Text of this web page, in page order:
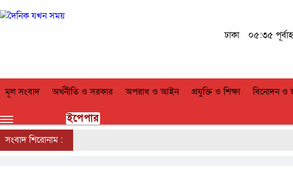
ঢাকা ০৫:৩৫
মূল সংবাদ অর্থনীতি ও সরকার অপরাধ ও আইন প্রযুক্তি ও শিক্ষা বিনোদন ও
ইপেপার
সংবাদ শিরোনাম :